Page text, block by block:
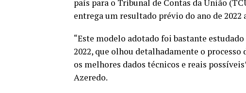
país para o Tribunal de Contas da União
entrega um resultado prévio do ano de 2022
“Este modelo adotado foi bastante
2022, que olhou detalhadamente o
os melhores dados técnicos e reais
Azeredo.